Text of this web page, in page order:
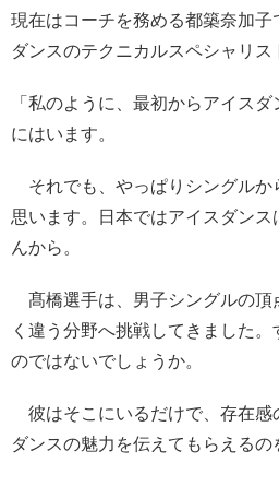
現在はコーチを務める都築奈加子
ダンスのテクニカルスペシャリス
「私のように、最初からアイス
にはいます。
それでも、やっぱりシングルか
思います。日本ではアイスダン
んから。
髙橋選手は、男子シングルの頂
く違う分野へ挑戦してきました
のではないでしょうか。
彼はそこにいるだけで、存在感
ダンスの魅力を伝えてもらえるの